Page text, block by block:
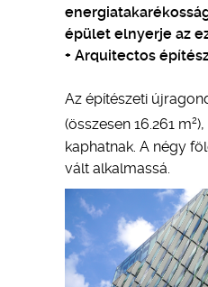
épület elnyerje az
+ Arquitectos
Az építészeti
(összesen 16.261 m2
kaphatnak. A négy
vált alkalmassá.